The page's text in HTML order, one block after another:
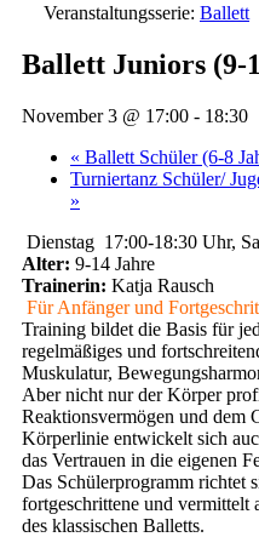
Veranstaltungsserie: Ballett
Ballett Juniors (9-
November 3 @ 17:00 - 18:30
« Ballett Schüler (6-8
Turniertanz Schüler/
»
Dienstag 17:00-18:30 Uhr,
Alter: 9-14 Jahre
Trainerin: Katja Rausch
Für Anfänger und
Training bildet die Basis für
regelmäßiges und
Muskulatur,
Aber nicht nur der Körper
Reaktionsvermögen und dem
Körperlinie entwickelt sich
das Vertrauen in die eigenen
Das Schülerprogramm richtet
fortgeschrittene und vermittelt
des klassischen Balletts.